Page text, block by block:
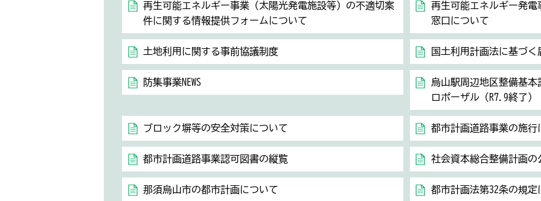
再生可能エネルギー事業（太陽光発電施設等）の不適切案
件に関する情報提供フォームについて
再生可能エネルギー発
窓口について
土地利用に関する事前協議制度 国土利用計画法に基づ
防集事業NEWS
烏山駅周辺地区整備基
ロポーザル（R7.9終了）
ブロック塀等の安全対策について 都市計画道路事業の施行
都市計画道路事業認可図書の縦覧 社会資本総合整備計画の
那須烏山市の都市計画について 都市計画法第32条の規